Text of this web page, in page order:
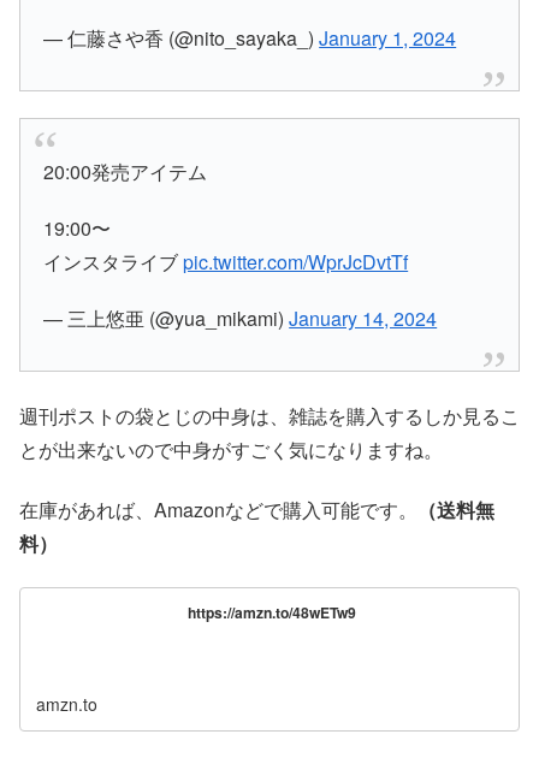
— 仁藤さや香 (@nito_sayaka_)January 1, 2024
20:00発売アイテム
19:00〜
インスタライブpic.twitter.com/WprJcDvtTf
— 三上悠亜 (@yua_mikami)January 14, 2024
週刊ポストの袋とじの中身は、雑誌を購入するしか見るこ
とが出来ないので中身がすごく気になりますね。
在庫があれば、Amazonなどで購入可能です。
（送料無
料）
https://amzn.to/48wETw9
amzn.to